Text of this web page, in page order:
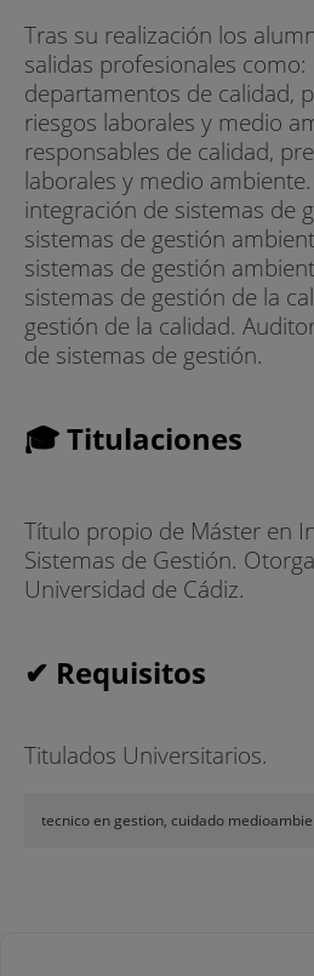
Tras su realización los
salidas profesionales
departamentos de calidad,
riesgos laborales y medio
responsables de calidad,
laborales y medio
integración de sistemas de
sistemas de gestión
sistemas de gestión
sistemas de gestión de la
gestión de la calidad.
de sistemas de gestión.
🎓 Titulaciones
Título propio de Máster en
Sistemas de Gestión.
Universidad de Cádiz.
✔ Requisitos
Titulados Universitarios.
tecnico en gestion, cuidado